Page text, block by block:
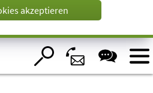
akzeptieren